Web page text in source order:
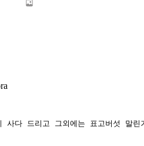
사다 드리고 그외에는 표고버섯 말